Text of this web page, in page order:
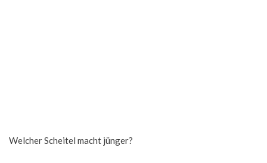
Welcher Scheitel macht jünger?